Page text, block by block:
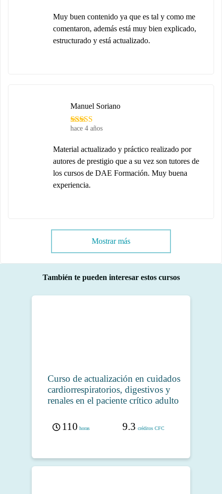
Muy buen contenido ya que es tal y como me
comentaron, además está muy bien explicado,
estructurado y está actualizado.
hace 4 años
Manuel Soriano
Material actualizado y práctico realizado por
autores de prestigio que a su vez son tutores de
los cursos de DAE Formación. Muy buena
experiencia.
Mostrar más
También te pueden interesar estos cursos
Curso de actualización en cuidados
cardiorrespiratorios, digestivos y
renales en el paciente crítico adulto
110 horas 9.3 créditos CFC